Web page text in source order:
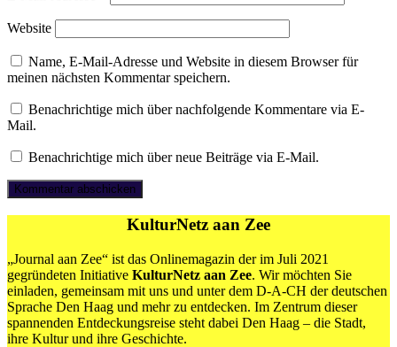
Website
Name, E-Mail-Adresse und Website in diesem Browser für
meinen nächsten Kommentar speichern.
Benachrichtige mich über nachfolgende Kommentare via E-
Mail.
Benachrichtige mich über neue Beiträge via E-Mail.
KulturNetz aan Zee
„Journal aan Zee“ ist das Onlinemagazin der im Juli 2021
gegründeten Initiative KulturNetz aan Zee. Wir möchten Sie
einladen, gemeinsam mit uns und unter dem D-A-CH der deutschen
Sprache Den Haag und mehr zu entdecken. Im Zentrum dieser
spannenden Entdeckungsreise steht dabei Den Haag – die Stadt,
ihre Kultur und ihre Geschichte.